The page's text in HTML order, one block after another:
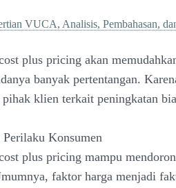
VUCA, Analisis, Pembahasan,
plus pricing akan
banyak pertentangan.
klien terkait peningkatan
Konsumen
plus pricing mampu
faktor harga menjadi